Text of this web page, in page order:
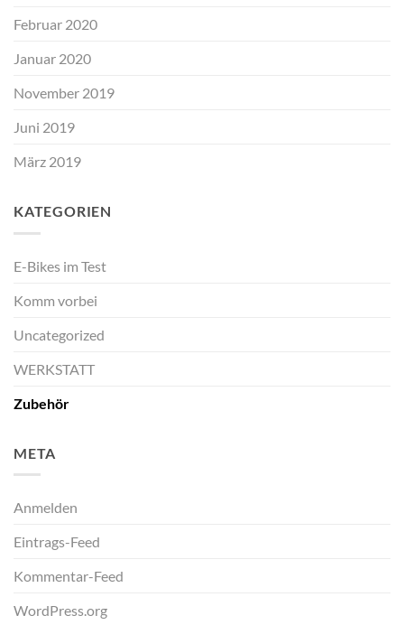
Februar 2020
Januar 2020
November 2019
Juni 2019
März 2019
KATEGORIEN
E-Bikes im Test
Komm vorbei
Uncategorized
WERKSTATT
Zubehör
META
Anmelden
Eintrags-Feed
Kommentar-Feed
WordPress.org